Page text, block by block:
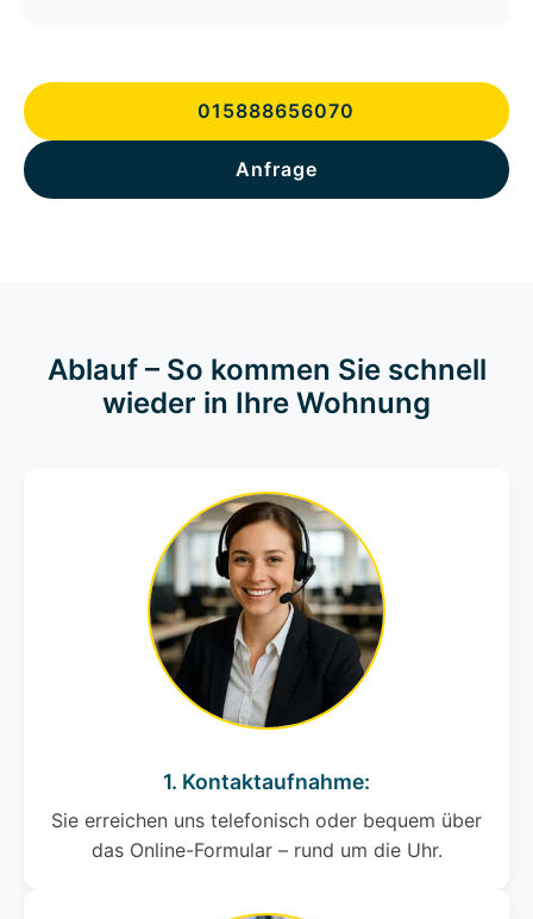
015888656070
Anfrage
Ablauf – So kommen Sie schnell
wieder in Ihre Wohnung
1. Kontaktaufnahme:
Sie erreichen uns telefonisch oder bequem über
das Online-Formular – rund um die Uhr.